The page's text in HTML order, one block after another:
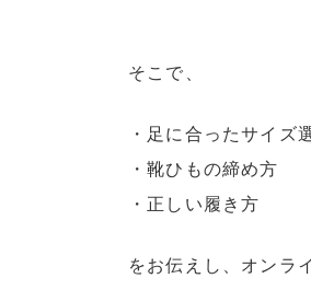
そこで、
・足に合ったサイズ
・靴ひもの締め方
・正しい履き方
をお伝えし、オンラ